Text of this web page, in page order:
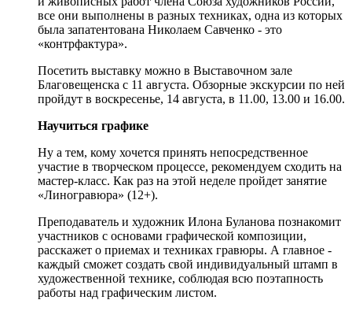
все они выполнены в разных техниках, одна из которых
была запатентована Николаем Савченко - это
«контрфактура».
Посетить выставку можно в Выставочном зале
Благовещенска с 11 августа. Обзорные экскурсии по ней
пройдут в воскресенье, 14 августа, в 11.00, 13.00 и 16.00.
Научиться графике
Ну а тем, кому хочется принять непосредственное
участие в творческом процессе, рекомендуем сходить на
мастер-класс. Как раз на этой неделе пройдет занятие
«Линогравюра» (12+).
Преподаватель и художник Илона Буланова познакомит
участников с основами графической композиции,
расскажет о приемах и техниках гравюры. А главное -
каждый сможет создать свой индивидуальный штамп в
художественной технике, соблюдая всю поэтапность
работы над графическим листом.